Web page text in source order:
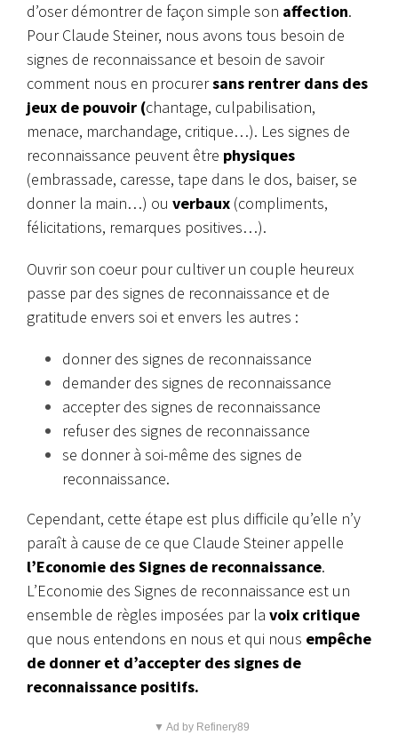
d’oser démontrer de façon simple son affection.
Pour Claude Steiner, nous avons tous besoin de
signes de reconnaissance et besoin de savoir
comment nous en procurersans rentrer dans des
jeux de pouvoir (chantage, culpabilisation,
menace, marchandage, critique…). Les signes de
reconnaissance peuvent être physiques
(embrassade, caresse, tape dans le dos, baiser, se
donner la main…) ou verbaux (compliments,
félicitations, remarques positives…).
Ouvrir son coeur pour cultiver un couple heureux
passe par des signes de reconnaissance et de
gratitude envers soi et envers les autres :
donner des signes de reconnaissance
demander des signes de reconnaissance
accepter des signes de reconnaissance
refuser des signes de reconnaissance
se donner à soi-même des signes de
reconnaissance.
Cependant, cette étape est plus difficile qu’elle n’y
paraît à cause de ce que Claude Steiner appelle
l’Economie des Signes de reconnaissance.
L’Economie des Signes de reconnaissance est un
ensemble de règles imposées par la voix critique
que nous entendons en nous et qui nous empêche
de donner et d’accepter des signes de
reconnaissance positifs.
▼ Ad by Refinery89